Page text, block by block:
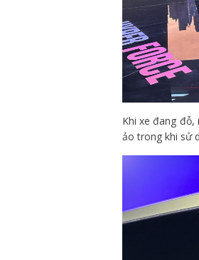
Khi xe đang
ảo trong khi sử